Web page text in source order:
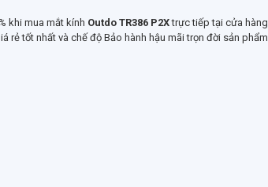
khi mua mắt kính Outdo TR386 P2Xtrực tiếp tại cửa hàng
rẻ tốt nhất và chế độ Bảo hành hậu mãi trọn đời sản phẩm